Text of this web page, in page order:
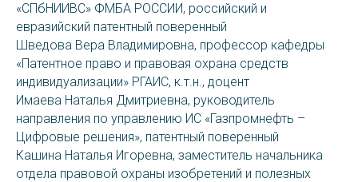
«СПбНИИВС» ФМБА РОССИИ, российский и
евразийский патентный поверенный
Шведова Вера Владимировна, профессор кафедры
«Патентное право и правовая охрана средств
индивидуализации» РГАИС, к.т.н., доцент
Имаева Наталья Дмитриевна, руководитель
направления по управлению ИС «Газпромнефть –
Цифровые решения», патентный поверенный
Кашина Наталья Игоревна, заместитель начальника
отдела правовой охраны изобретений и полезных